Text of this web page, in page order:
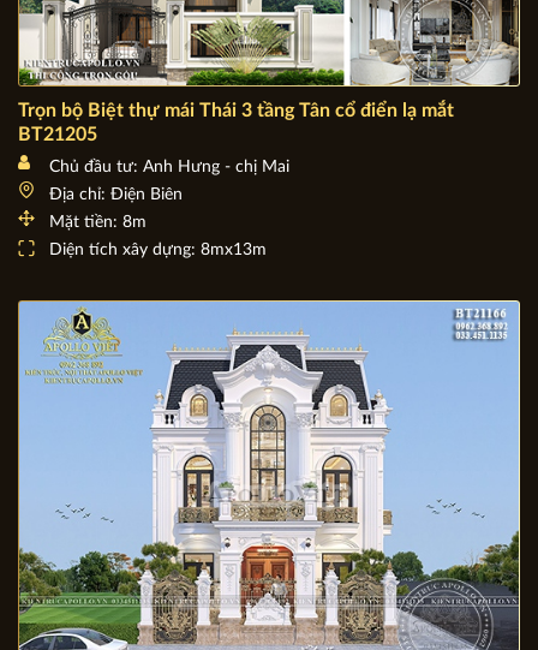
Trọn bộ Biệt thự mái Thái 3 tầng Tân cổ điển lạ mắt
BT21205
Chủ đầu tư: Anh Hưng - chị Mai
Mặt tiền: 8m
Diện tích xây dựng: 8mx13m